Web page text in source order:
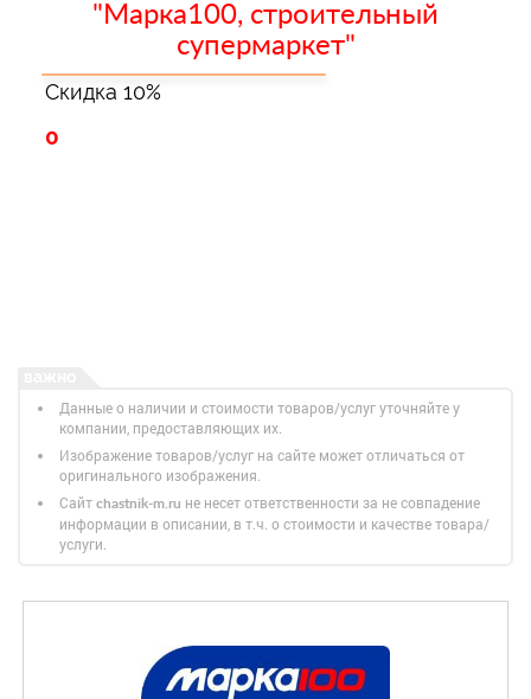
"Марка100, строительный
супермаркет"
Скидка 10%
0
Данные о наличии и стоимости товаров/услуг уточняйте у
компании, предоставляющих их.
Изображение товаров/услуг на сайте может отличаться от
оригинального изображения.
Сайт chastnik-m.ru не несет ответственности за не совпадение
информации в описании, в т.ч. о стоимости и качестве товара/
услуги.